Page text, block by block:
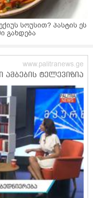
სოუსით? პასტის ეს
გახდება